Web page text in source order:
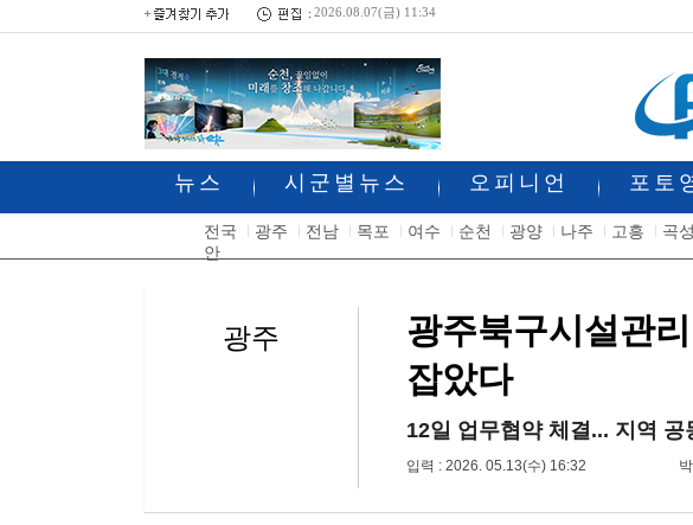
2026.08.07(금) 11:34
뉴스 시군별뉴스 오피니언 포토
전국 광주 전남 목포 여수 순천 광양 나주 고흥 곡성
안
광주
광주북구시설관
잡았다
12일 업무협약 체결... 지역
입력 : 2026. 05.13(수) 16:32